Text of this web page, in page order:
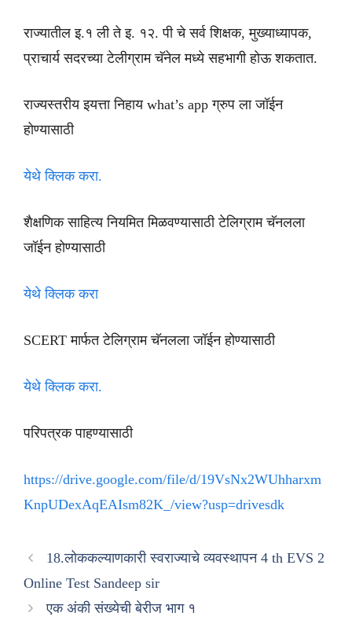
राज्यातील इ.१ ली ते इ. १२. पी चे सर्व शिक्षक, मुख्याध्यापक,
प्राचार्य सदरच्या टेलीग्राम चॅनेल मध्ये सहभागी होऊ शकतात.
राज्यस्तरीय इयत्ता निहाय what’s app ग्रुप ला जॉईन
होण्यासाठी
येथे क्लिक करा.
शैक्षणिक साहित्य नियमित मिळवण्यासाठी टेलिग्राम चॅनलला
जॉईन होण्यासाठी
येथे क्लिक करा
SCERT मार्फत टेलिग्राम चॅनलला जॉईन होण्यासाठी
येथे क्लिक करा.
परिपत्रक पाहण्यासाठी
https://drive.google.com/file/d/19VsNx2WUhharxm
KnpUDexAqEAIsm82K_/view?usp=drivesdk
18.लोककल्याणकारी स्वराज्याचे व्यवस्थापन 4 th EVS 2
Online Test Sandeep sir
एक अंकी संख्येची बेरीज भाग १